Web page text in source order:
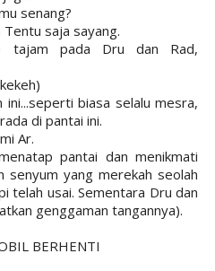
senang?
saja sayang.
tajam pada Dru dan Rad,
ini...seperti biasa selalu mesra,
di pantai ini.
Ar.
pantai dan menikmati
senyum yang merekah seolah
telah usai. Sementara Dru dan
genggaman tangannya).
BERHENTI